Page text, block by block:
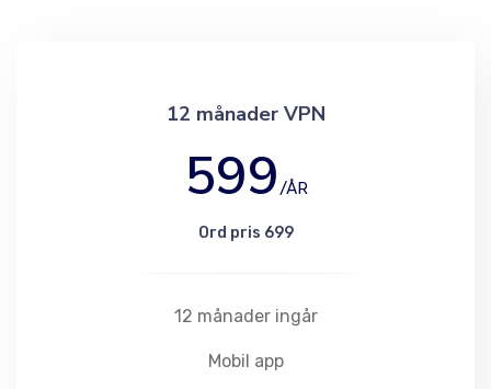
12 månader VPN
599/ÅR
Ord pris 699
12 månader ingår
Mobil app